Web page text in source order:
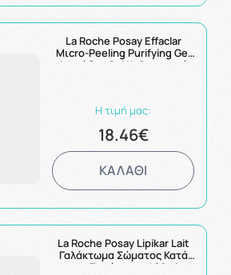
La Roche Posay Effaclar
Μιcro-Peeling Purifying Gel
Αφρώδες Gel Καθαρισμού
Η τιμή μας:
18.46€
ΚΑΛΑΘΙ
La Roche Posay Lipikar Lait
Γαλάκτωμα Σώματος Κατά
της Ξηρότητας 400ml